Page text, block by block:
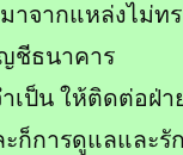
าจากแหล่งไม่ท
ชีธนาคาร
เป็น ให้ติดต่อฝ่
ก็การดูแลและ